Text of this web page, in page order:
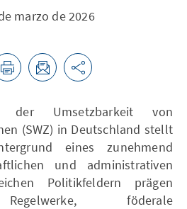
marzo de 2026
Umsetzbarkeit von
(SWZ) in Deutschland stellt
eines zunehmend
und administrativen
Politikfeldern prägen
föderale